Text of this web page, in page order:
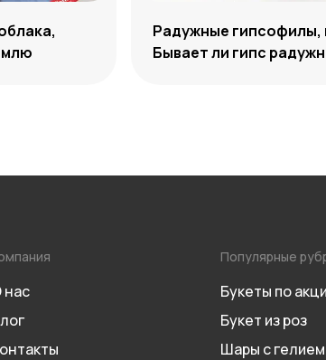
Радужные гипсофилы,
Бывает ли гипс
нас
Популярные
Букеты по
Букет из роз
Шары с гелием